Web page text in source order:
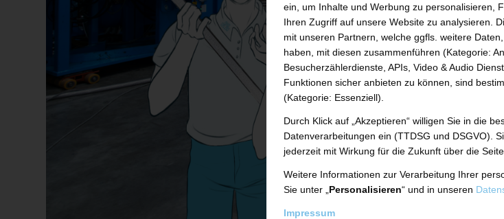
ein, um Inhalte und Werbung zu personalisieren,
Ihren Zugriff auf unsere Website zu analysieren.
mit unseren Partnern, welche ggfls. weitere
haben, mit diesen zusammenführen (Kategorie:
Besucherzählerdienste, APIs, Video & Audio
Funktionen sicher anbieten zu können, sind
(Kategorie: Essenziell).
Durch Klick auf „Akzeptieren“ willigen Sie in die
Datenverarbeitungen ein (TTDSG und DSGVO).
jederzeit mit Wirkung für die Zukunft über die
Weitere Informationen zur Verarbeitung Ihrer
Sie unter „ Personalisieren“ und in unseren
Impressum